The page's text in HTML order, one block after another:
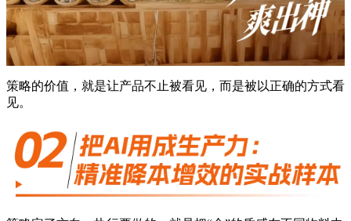
策略的价值，就是让产品不止被看见，而是被以正确的方式看
见。